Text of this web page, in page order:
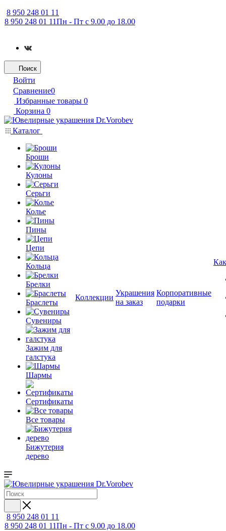
8 950 248 01 11
8 950 248 01 11Пн - Пт с 9.00 до 18.00
Поиск
Войти
Сравнение0
Избранные товары 0
Корзина 0
Каталог
Броши
Кулоны
Серьги
Колье
Пины
Цепи
Кольца
Брелки
Браслеты
Сувениры
Зажим для
галстука
Шармы
Сертификаты
Все товары
Бижутерия
дерево
Коллекции
Украшения
на заказ
Корпоративные
подарки
8 950 248 01 11
8 950 248 01 11Пн - Пт с 9.00 до 18.00